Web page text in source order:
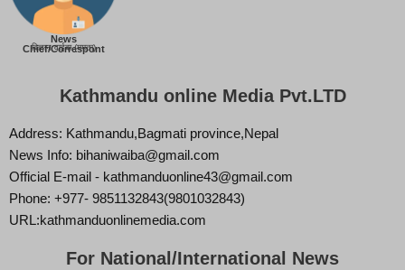
News
Chief/Correspont
बिज्ञान वाईबा (ममता)
Kathmandu online Media Pvt.LTD
Address: Kathmandu,Bagmati province,Nepal
News Info: bihaniwaiba@gmail.com
Official E-mail - kathmanduonline43@gmail.com
Phone: +977- 9851132843(9801032843)
URL:kathmanduonlinemedia.com
For National/International News